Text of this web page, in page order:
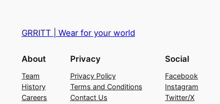
GRRITT | Wear for your world
About
Team
History
Careers
Privacy
Privacy Policy
Terms and Conditions
Contact Us
Social
Facebook
Instagram
Twitter/X